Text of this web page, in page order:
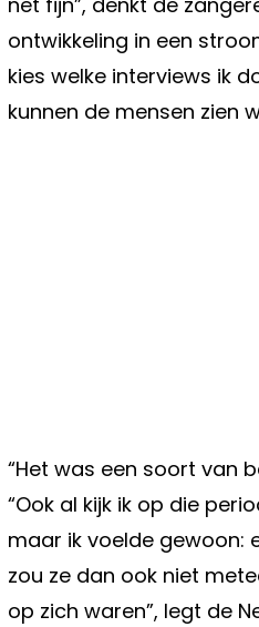
ontwikkeling in een
kies welke interviews ik
kunnen de mensen zien
“Het was een soort van
“Ook al kijk ik op die
maar ik voelde gewoon:
zou ze dan ook niet
op zich waren”, legt de